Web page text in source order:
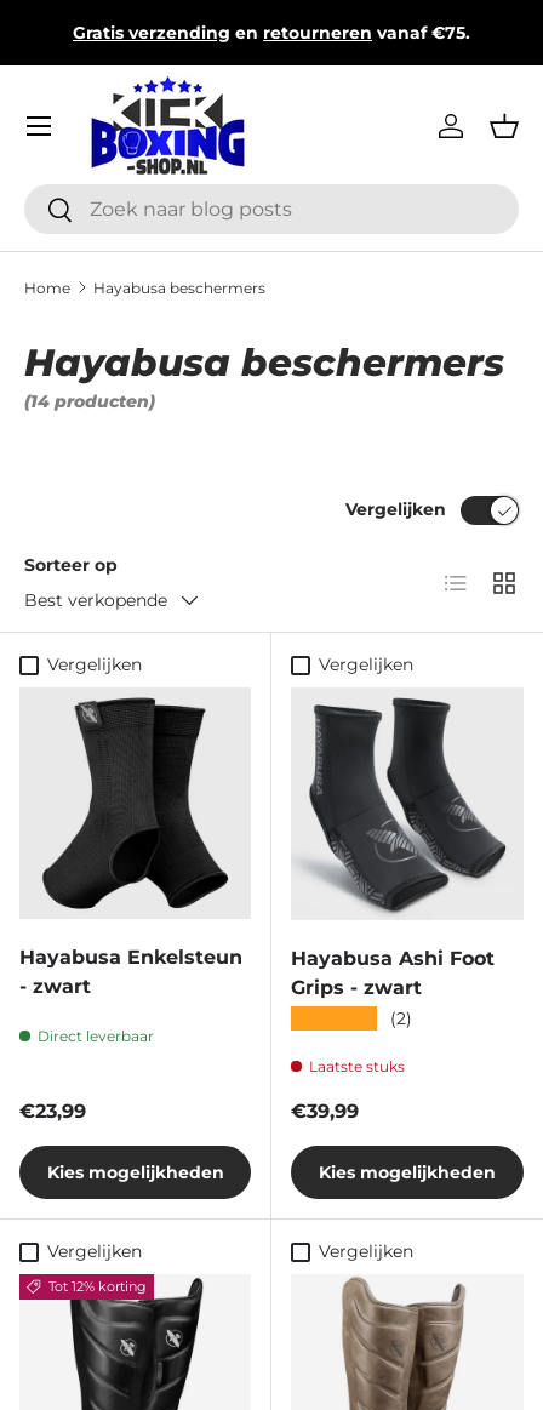
Ga naar inhoud
Gratis verzending en retourneren vanaf €75.
Zoeken
Zoeken
Inloggen
Menu
Home Hayabusa beschermers
Hayabusa beschermers
(14 producten)
Sorteer op
Best verkopende
Vergelijken
Lijst
Vergelijken
Hayabusa Enkelsteun
- zwart
Direct leverbaar
Reguliere prijs
€23,99
Kies mogelijkheden
Vergelijken
Hayabusa Ashi Foot
Grips - zwart
(2)
Laatste stuks
Reguliere prijs
€39,99
Kies mogelijkheden
Vergelijken
Tot 12% korting
Vergelijken